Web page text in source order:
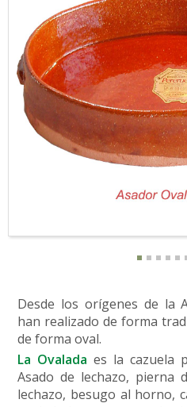
Desde los orígenes de la
han realizado de forma
de forma oval.
La Ovaladaes la cazuela
Asado de lechazo, pierna
lechazo, besugo al horno,